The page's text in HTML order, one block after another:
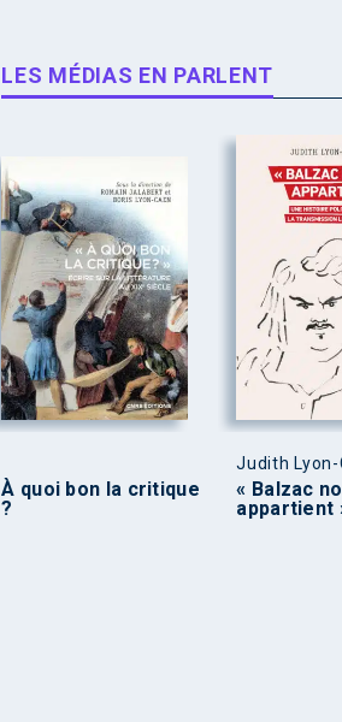
LES MÉDIAS EN PARLENT
À quoi bon la critique
?
Judith Lyon-
« Balzac
appartient